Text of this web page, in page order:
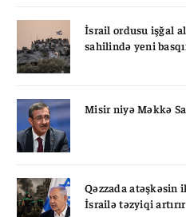
İsrail ordusu işğal
sahilində yeni
Misir niyə Məkkə
Qəzzada atəşkəsin
İsrailə təzyiqi artırır